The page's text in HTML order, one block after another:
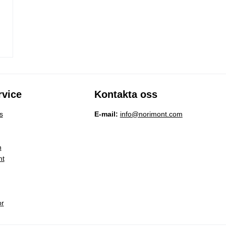
Kontakta oss
E-mail: info@norimont.com